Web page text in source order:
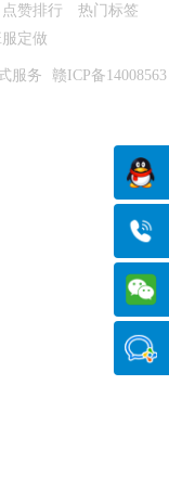
点赞排行
热门标签
定做
服务
赣ICP备14008563